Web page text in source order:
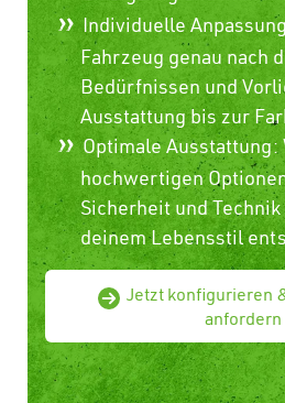
Individuelle
Fahrzeug genau nach
Bedürfnissen und
Ausstattung bis zur
Optimale Ausstattung:
hochwertigen
Sicherheit und
deinem Lebensstil
Jetzt konfigurieren
anfordern